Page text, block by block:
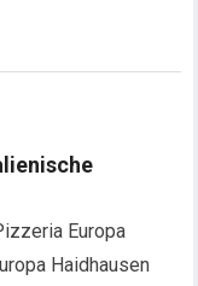
Europa
Haidhausen